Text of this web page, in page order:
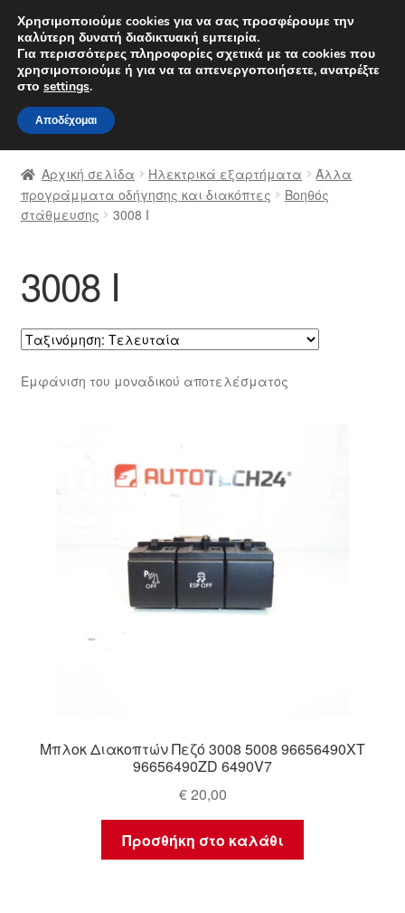
ΑΠΟΣΤΟΛΗ από 7 EUR
Δευτέρα-Παρ. 9 π.μ. - 4 μ.μ.
Απευθείας
μετάβαση
στην
πλοήγηση
Μετάβαση
σε
περιεχόμενο
Αρχική
Διαδικασία Παραπόνων
Καροτσάκι
Μεταφορά
Ο λογαριασμός μου
Οροι και Προϋποθέσεις
Αρχική σελίδα Ηλεκτρικά εξαρτήματα
Άλλα
προγράμματα οδήγησης και διακόπτες
Βοηθός
στάθμευσης
3008 Ι
3008 Ι
Εμφάνιση του μοναδικού αποτελέσματος
Μπλοκ Διακοπτών Πεζό 3008 5008 96656490XT
96656490ZD 6490V7
€20,00
Προσθήκη στο καλάθι
Χρησιμοποιούμε cookies για να σας προσφέρουμε την
καλύτερη δυνατή διαδικτυακή εμπειρία.
Για περισσότερες πληροφορίες σχετικά με τα cookies που
χρησιμοποιούμε ή για να τα απενεργοποιήσετε, ανατρέξτε
στο settings.
Αποδέχομαι